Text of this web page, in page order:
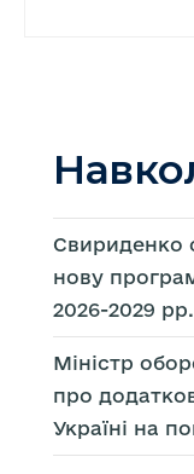
Свириденко
нову
2026-2029 рр.
Міністр
про
Україні на